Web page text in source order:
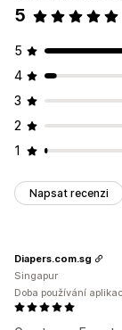
5
5
4
3
2
1
Napsat recenzi
Diapers.com.sg
Singapur
Doba používání